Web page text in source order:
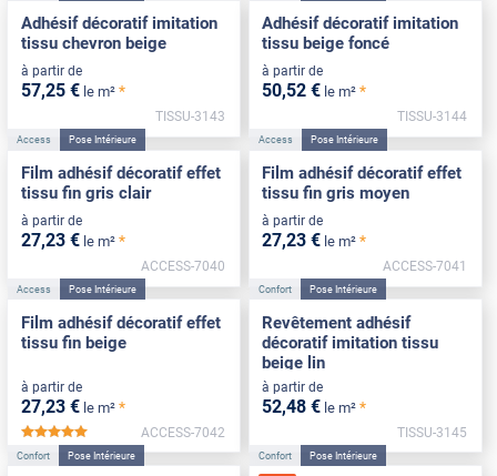
Adhésif décoratif imitation
tissu chevron beige
à partir de
57,25 € le m² *
TISSU-3143
Adhésif décoratif imitation
tissu beige foncé
à partir de
50,52 € le m² *
TISSU-3144
Access Pose Intérieure
Film adhésif décoratif effet
tissu fin gris clair
à partir de
27,23 € le m² *
ACCESS-7040
Access Pose Intérieure
Film adhésif décoratif effet
tissu fin gris moyen
à partir de
27,23 € le m² *
ACCESS-7041
Access Pose Intérieure
Film adhésif décoratif effet
tissu fin beige
à partir de
27,23 € le m² *
*****
ACCESS-7042
Confort Pose Intérieure
Revêtement adhésif
décoratif imitation tissu
beige lin
à partir de
52,48 € le m² *
TISSU-3145
Confort Pose Intérieure Confort Pose Intérieure